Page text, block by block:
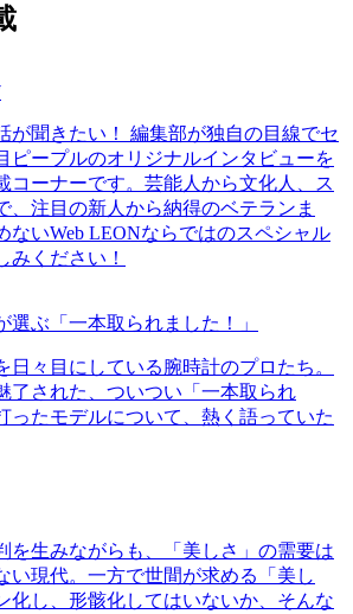
が聞きたい！ 編集部が独自の目線でセ
ピープルのオリジナルインタビューを
コーナーです。芸能人から文化人、ス
、注目の新人から納得のベテランま
ないWeb LEONならではのスペシャル
みください！
選ぶ「一本取られました！」
日々目にしている腕時計のプロたち。
了された、ついつい「一本取られ
ったモデルについて、熱く語っていた
を生みながらも、「美しさ」の需要は
い現代。一方で世間が求める「美し
化し、形骸化してはいないか、そんな